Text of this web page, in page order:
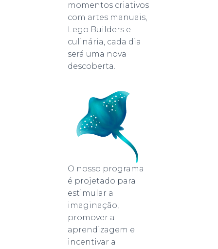
momentos criativos
com artes manuais,
Lego Builders e
culinária, cada dia
será uma nova
descoberta.
O nosso programa
é projetado para
estimular a
imaginação,
promover a
aprendizagem e
incentivar a